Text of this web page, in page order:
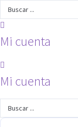
Search
...
Mi cuenta
Mi cuenta
Search
...